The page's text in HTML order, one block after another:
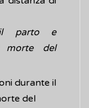
il parto e
morte del
durante il
del